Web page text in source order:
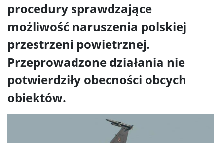
procedury sprawdzające
możliwość naruszenia polskiej
przestrzeni powietrznej.
Przeprowadzone działania nie
potwierdziły obecności obcych
obiektów.